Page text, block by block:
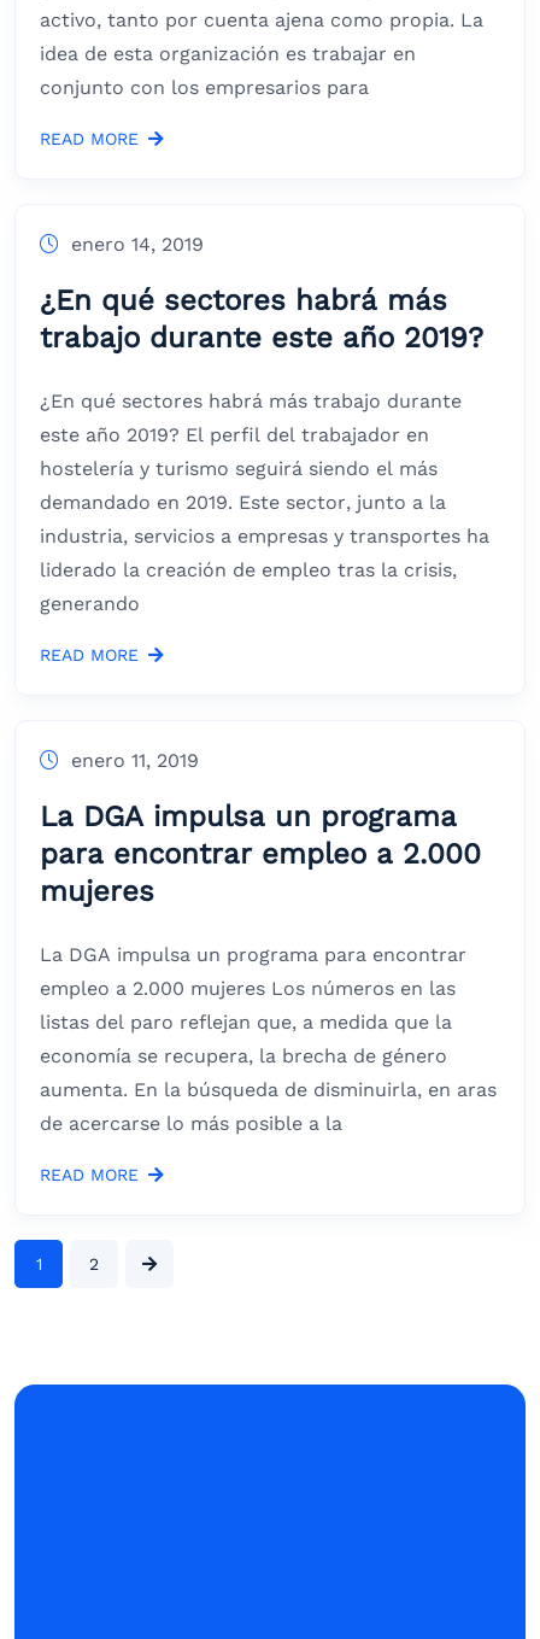
activo, tanto por cuenta ajena como propia. La
idea de esta organización es trabajar en
conjunto con los empresarios para
READ MORE
enero 14, 2019
¿En qué sectores habrá más
trabajo durante este año 2019?
¿En qué sectores habrá más trabajo durante
este año 2019? El perfil del trabajador en
hostelería y turismo seguirá siendo el más
demandado en 2019. Este sector, junto a la
industria, servicios a empresas y transportes ha
liderado la creación de empleo tras la crisis,
generando
READ MORE
enero 11, 2019
La DGA impulsa un programa
para encontrar empleo a 2.000
mujeres
La DGA impulsa un programa para encontrar
empleo a 2.000 mujeres Los números en las
listas del paro reflejan que, a medida que la
economía se recupera, la brecha de género
aumenta. En la búsqueda de disminuirla, en aras
de acercarse lo más posible a la
READ MORE
1 2